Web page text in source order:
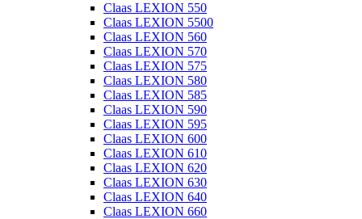
Claas LEXION 550
Claas LEXION 5500
Claas LEXION 560
Claas LEXION 570
Claas LEXION 575
Claas LEXION 580
Claas LEXION 585
Claas LEXION 590
Claas LEXION 595
Claas LEXION 600
Claas LEXION 610
Claas LEXION 620
Claas LEXION 630
Claas LEXION 640
Claas LEXION 660